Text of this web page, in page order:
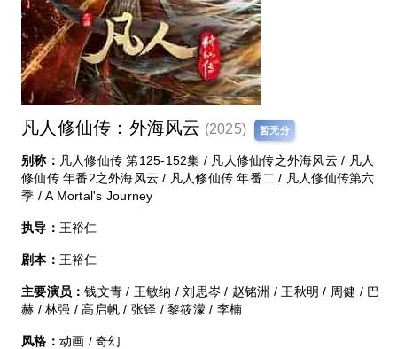
凡人修仙传：外海风云‎ (2025) 暂无分
别称： 凡人修仙传 第125-152集 / 凡人修仙传之外海风云 / 凡人
修仙传 年番2之外海风云 / 凡人修仙传 年番二 / 凡人修仙传第六
季 / A Mortal's Journey
执导： 王裕仁
剧本： 王裕仁
主要演员：钱文青 / 王敏纳 / 刘思岑 / 赵铭洲 / 王秋明 / 周健 / 巴
赫 / 林强 / 高启帆 / 张铎 / 黎筱濛 / 李楠
风格： 动画 / 奇幻